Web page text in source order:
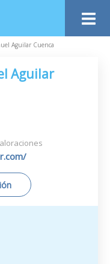
Aguilar Cuenca
Aguilar